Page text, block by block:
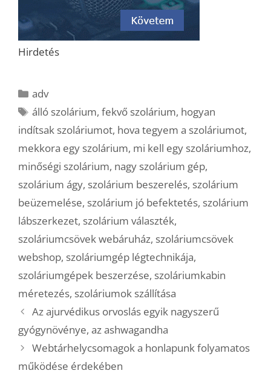
Hirdetés
Kategória
adv
Címkék
álló szolárium,fekvő szolárium, hogyan
indítsak szoláriumot, hova tegyem a szoláriumot,
mekkora egy szolárium, mi kell egy szoláriumhoz,
minőségi szolárium, nagy szolárium gép,
szolárium ágy, szolárium beszerelés, szolárium
beüzemelése, szolárium jó befektetés, szolárium
lábszerkezet, szolárium választék,
szoláriumcsövek webáruház, szoláriumcsövek
webshop, szoláriumgép légtechnikája,
szoláriumgépek beszerzése, szoláriumkabin
méretezés, szoláriumok szállítása
Az ajurvédikus orvoslás egyik nagyszerű
gyógynövénye, az ashwagandha
Webtárhelycsomagok a honlapunk folyamatos
működése érdekében